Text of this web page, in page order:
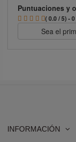
Puntuaciones y
( 0.0 / 5) -
Sea el
INFORMACIÓN